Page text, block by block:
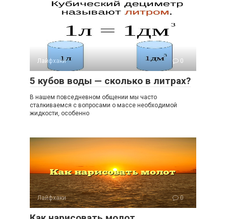
Лайфхаки 0
5 кубов воды — сколько в литрах?
В нашем повседневном общении мы часто
сталкиваемся с вопросами о массе необходимой
жидкости, особенно
Лайфхаки 0